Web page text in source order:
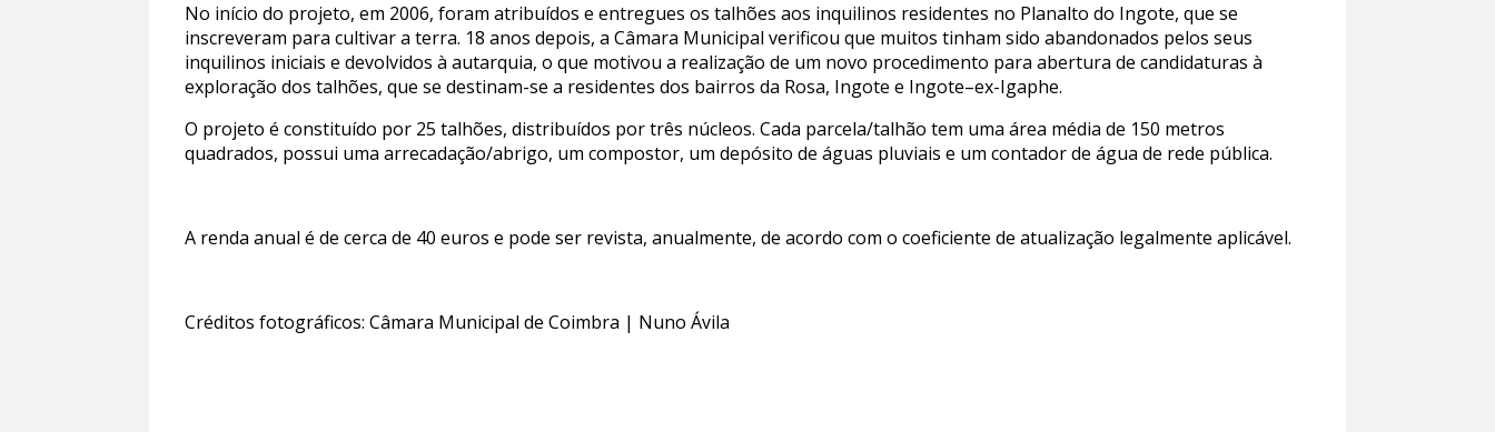
No início do projeto, em 2006, foram atribuídos e entregues os talhões aos inquilinos residentes no Planalto do Ingote, que se
inscreveram para cultivar a terra. 18 anos depois, a Câmara Municipal verificou que muitos tinham sido abandonados pelos seus
inquilinos iniciais e devolvidos à autarquia, o que motivou a realização de um novo procedimento para abertura de candidaturas à
exploração dos talhões, que se destinam-se a residentes dos bairros da Rosa, Ingote e Ingote–ex-Igaphe.
O projeto é constituído por 25 talhões, distribuídos por três núcleos. Cada parcela/talhão tem uma área média de 150 metros
quadrados, possui uma arrecadação/abrigo, um compostor, um depósito de águas pluviais e um contador de água de rede pública.
A renda anual é de cerca de 40 euros e pode ser revista, anualmente, de acordo com o coeficiente de atualização legalmente aplicável.
Créditos fotográficos: Câmara Municipal de Coimbra | Nuno Ávila